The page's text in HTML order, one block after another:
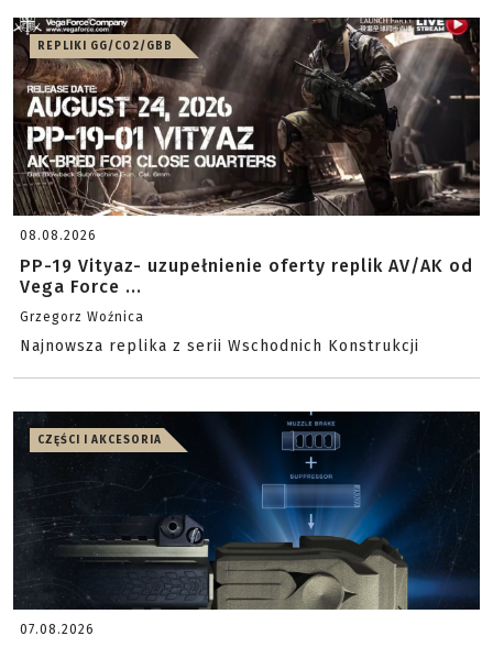
REPLIKI GG/CO2/GBB
08.08.2026
PP-19 Vityaz- uzupełnienie oferty replik AV/AK od
Vega Force ...
Grzegorz Woźnica
Najnowsza replika z serii Wschodnich Konstrukcji
CZĘŚCI I AKCESORIA
07.08.2026